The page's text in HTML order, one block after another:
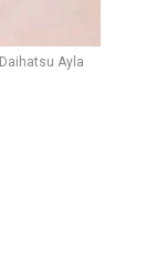
Daihatsu Ayla